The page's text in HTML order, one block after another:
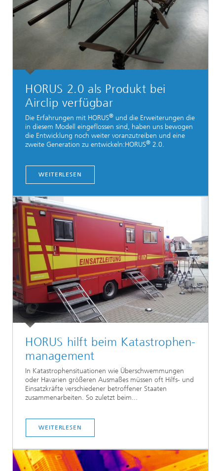
HORUS 2.0 als Produkt bei
Airclip verfügbar
Die Erfahrungen mit HORUS® und die Erweiterungen die
in diesem Modell eingeflossen sind, haben uns bewogen
die Entwicklung noch weiter voranzutreiben und eine
zweite Generation zu entwickeln:HORUS® 2.0.
WEITERLESEN
HORUS hilft beim Katastrophen-
management
In Katastrophensituationen wie Überschwemmungen
oder Havarien größeren Ausmaßes müssen oft Hilfs- und
Einsatzkräfte verschiedener betroffener Staaten
zusammenarbeiten. So zuletzt beim...
WEITERLESEN